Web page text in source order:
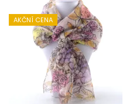
AKČNÍ CENA